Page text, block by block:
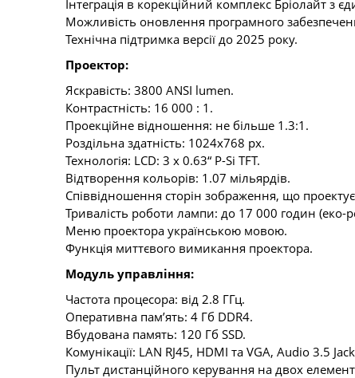
Інтеграція в корекційний комплекс Бріолайт з
Можливість оновлення програмного
Технічна підтримка версії до 2025 року.
Проектор:
Яскравість: 3800 ANSI lumen.
Контрастність: 16 000 : 1.
Проекційне відношення: не більше 1.3:1.
Роздільна здатність: 1024х768 px.
Технологія: LCD: 3 x 0.63“ P-Si TFT.
Відтворення кольорів: 1.07 мільярдів.
Співвідношення сторін зображення, що
Тривалість роботи лампи: до 17 000 годин (еко-
Меню проектора українською мовою.
Функція миттєвого вимикання проектора.
Модуль управління:
Частота процесора: від 2.8 ГГц.
Оперативна пам’ять: 4 Гб DDR4.
Вбудована память: 120 Гб SSD.
Комунікації: LAN RJ45, HDMI та VGA, Audio 3.5
Пульт дистанційного керування на двох